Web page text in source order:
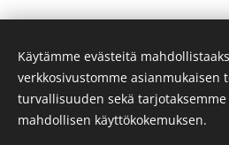
© 2025 Arcana. Kaikki
Evästeet
Käytämme evästeitä
verkkosivustomme asianmukaisen
turvallisuuden sekä
mahdollisen käyttökokemuksen.